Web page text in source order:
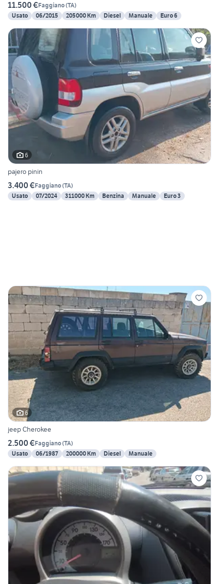
11.500 €Faggiano(TA)
Usato
06/2015 205000 Km Diesel Manuale Euro 6
6
pajero pinin
3.400 €Faggiano(TA)
Usato
07/2024 311000 Km Benzina Manuale Euro 3
6
jeep Cherokee
2.500 €Faggiano(TA)
Usato
06/1987 200000 Km Diesel Manuale